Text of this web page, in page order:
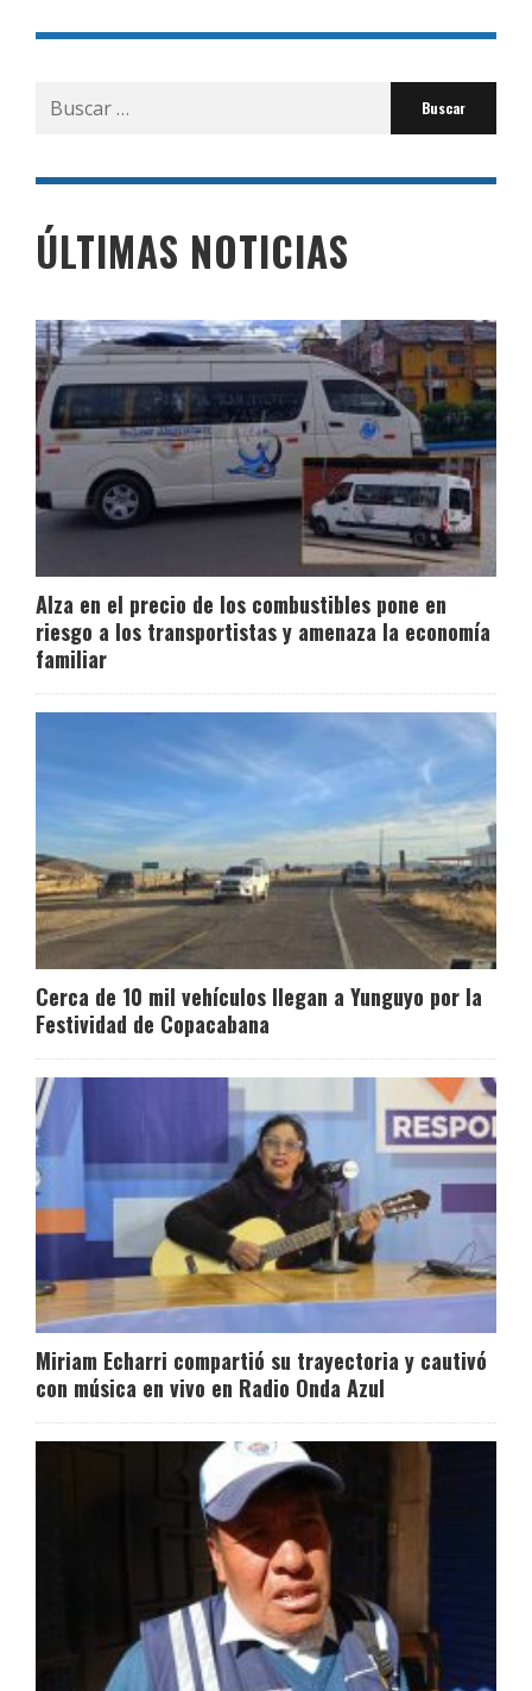
Buscar
por:
ÚLTIMAS NOTICIAS
Alza en el precio de los combustibles pone en
riesgo a los transportistas y amenaza la economía
familiar
Cerca de 10 mil vehículos llegan a Yunguyo por la
Festividad de Copacabana
Miriam Echarri compartió su trayectoria y cautivó
con música en vivo en Radio Onda Azul